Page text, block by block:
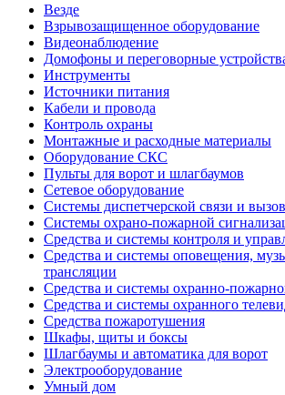
Везде
Взрывозащищенное оборудование
Видеонаблюдение
Домофоны и переговорные
Инструменты
Источники питания
Кабели и провода
Контроль охраны
Монтажные и расходные материалы
Оборудование СКС
Пульты для ворот и шлагбаумов
Сетевое оборудование
Системы диспетчерской связи и
Системы охрано-пожарной
Средства и системы контроля и
Средства и системы оповещения,
трансляции
Средства и системы охранно-
Средства и системы охранного
Средства пожаротушения
Шкафы, щиты и боксы
Шлагбаумы и автоматика для ворот
Электрооборудование
Умный дом